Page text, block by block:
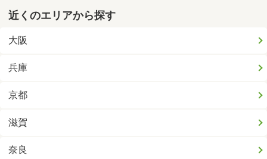
近くのエリアから探す
大阪
兵庫
京都
滋賀
奈良